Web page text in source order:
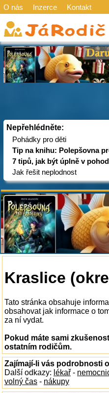
O nás Inzerce Kontakt
Nepřehlédněte:
Pohádky pro děti
Tip na knihu: Polepšovna
7 tipů, jak být úplně v
Jak řešit neplodnost
Kraslice
Tato stránka obsahuje
obsahovat jak informace o
za ní vydat.
Pokud máte sami
ostatním rodičům.
Zajímají-li vás podrobnosti
Další odkazy: lékař -
volný čas - nákupy